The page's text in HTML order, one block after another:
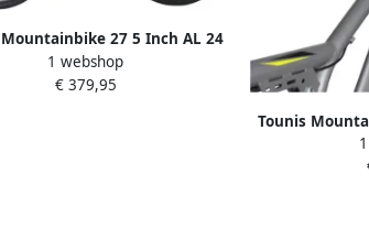
27 5 Inch AL 24
Versnellingen Mat Zwart
1 webshop
€ 379,95
Tounis